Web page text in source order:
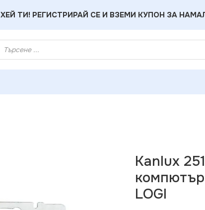
ХЕЙ ТИ! РЕГИСТРИРАЙ СЕ И ВЗЕМИ КУПОН ЗА
Kanlux
LOGI